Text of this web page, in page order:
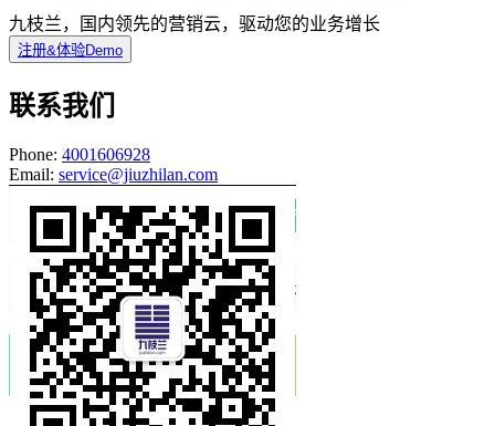
九枝兰，国内领先的营销云，驱动您的业务增长
注册&体验Demo
联系我们
Phone: 4001606928
Email: service@jiuzhilan.com